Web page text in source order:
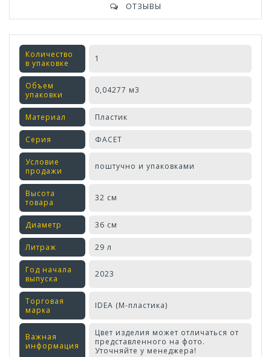
ОТЗЫВЫ
Количество
в упаковке
1
Объем
упаковки
0,04277 м3
Материал Пластик
Серия ФАСЕТ
Условие
продажи
поштучно и упаковками
Высота
товара
32 см
Диаметр 36 см
Литраж 29 л
Год начала
выпуска
2023
Торговая
марка
IDEA (М-пластика)
Важная
информация
Цвет изделия может отличаться от
представленного на фото.
Уточняйте у менеджера!